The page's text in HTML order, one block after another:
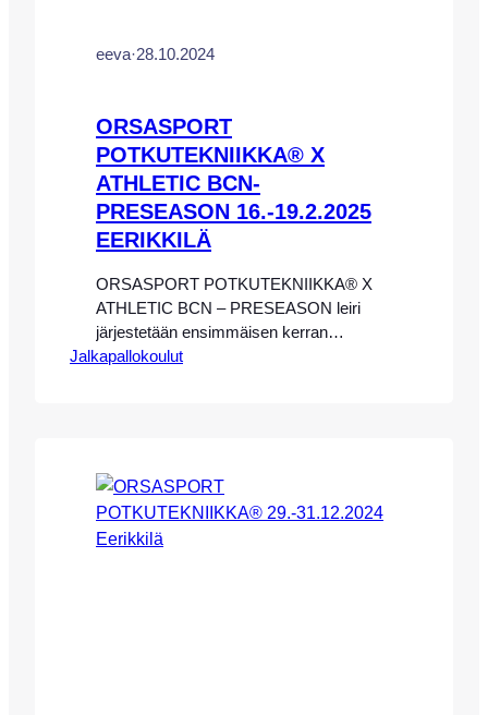
eeva·28.10.2024
ORSASPORT
POTKUTEKNIIKKA® X
ATHLETIC BCN-
PRESEASON 16.-19.2.2025
EERIKKILÄ
ORSASPORT POTKUTEKNIIKKA® X
ATHLETIC BCN – PRESEASON leiri
järjestetään ensimmäisen kerran
Eerikkilän Urheiluopistolla potkutekniikan
Shab – lue lisää www.athleticbcn.com)
johdolla Eerikkilän Urheiluopistolla
16.-19.2.2025. Athletic BCN on
Barcelonassa, Katalonia – sijaitseva
Jalkapallokoulut